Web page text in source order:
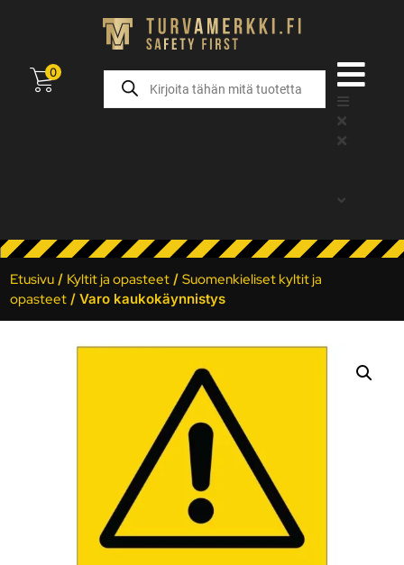
0
Etusivu / Kyltit ja opasteet /Suomenkieliset kyltit ja
opasteet / Varo kaukokäynnistys